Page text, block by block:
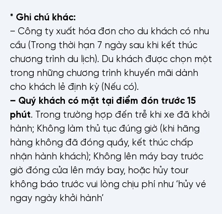
* Ghi chú khác:
– Công ty xuất hóa đơn cho du khách có nhu
cầu (Trong thời hạn 7 ngày sau khi kết thúc
chương trình du lịch). Du khách được chọn một
trong những chương trình khuyến mãi dành
cho khách lẻ định kỳ (Nếu có).
– Quý khách có mặt tại điểm đón trước 15
phút. Trong trường hợp đến trễ khi xe đã khởi
hành; Không làm thủ tục đúng giờ (khi hãng
hàng không đã đóng quầy, kết thúc chấp
nhận hành khách); Không lên máy bay trước
giờ đóng cửa lên máy bay, hoặc hủy tour
không báo trước vui lòng chịu phí như ‘hủy vé
ngay ngày khởi hành’